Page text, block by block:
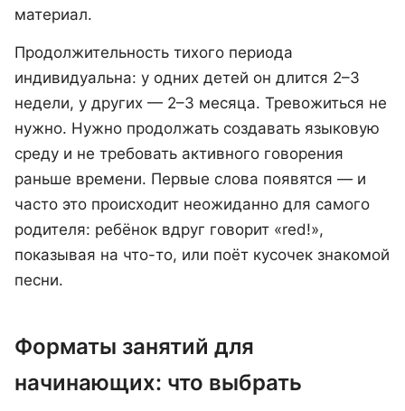
материал.
Продолжительность тихого периода
индивидуальна: у одних детей он длится 2–3
недели, у других — 2–3 месяца. Тревожиться не
нужно. Нужно продолжать создавать языковую
среду и не требовать активного говорения
раньше времени. Первые слова появятся — и
часто это происходит неожиданно для самого
родителя: ребёнок вдруг говорит «red!»,
показывая на что-то, или поёт кусочек знакомой
песни.
Форматы занятий для
начинающих: что выбрать